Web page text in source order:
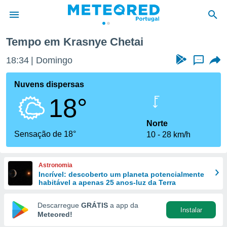
da
foi
fornecidas
a este
das
e
forma
digital
Tempo em Krasnye Chetai
18:34 Domingo ...
Nuvens dispersas
18°
Sensação de 18°
Norte
10
28 km/h
Astronomia
Incrível: descoberto um planeta potencialmente
habitável a apenas 25 anos-luz da Terra
Descarregue GRÁTIS a app da
Meteored!
Instalar